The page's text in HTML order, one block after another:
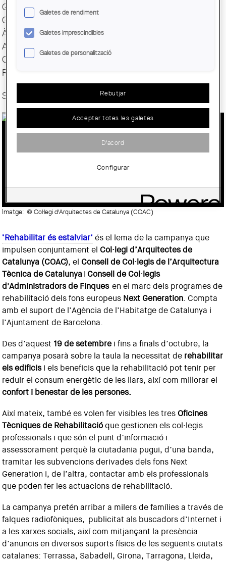
Grups
Quotes i serveis
Àgora
Avantatges COAC
Comunicació
Reserva espai Sala
SOC COAC
EN MARXA LA CAMPANYA
‘REHABILITAR ÉS ESTALVIAR’ PER
PROMOURE LA REHABILITACIÓ ENTRE
Imatge: © Col·legi d'Arquitectes de Catalunya (COAC)
‘Rehabilitar és estalviar’ és el lema de la campanya que
impulsen conjuntament el Col·legi d’Arquitectes de
Catalunya (COAC), el Consell de Col·legis de l’Arquitectura
Tècnica de Catalunyai Consell de Col·legis
d'Administradors de Finquesen el marc dels programes de
rehabilitació dels fons europeus Next Generation. Compta
amb el suport de l’Agència de l’Habitatge de Catalunya i
l’Ajuntament de Barcelona.
Des d’aquest 19 de setembrei fins a finals d’octubre, la
campanya posarà sobre la taula la necessitat de rehabilitar
els edificisi els beneficis que la rehabilitació pot tenir per
reduir el consum energètic de les llars, així com millorar el
confort i benestar de les persones.
Així mateix, també es volen fer visibles les tres Oficines
Tècniques de Rehabilitacióque gestionen els col·legis
professionals i que són el punt d’informació i
assessorament perquè la ciutadania pugui, d’una banda,
tramitar les subvencions derivades dels fons Next
Generation i, de l’altra, contactar amb els professionals
que poden fer les actuacions de rehabilitació.
La campanya pretén arribar a milers de famílies a través de
falques radiofòniques, publicitat als buscadors d’Internet i
a les xarxes socials, així com mitjançant la presència
d’anuncis en diversos suports físics de les següents ciutats
catalanes: Terrassa, Sabadell, Girona, Tarragona, Lleida,
Galetes de rendiment
Galetes imprescindibles
Galetes de personalització
Rebutjar
Acceptar totes les galetes
D'acord
Configurar